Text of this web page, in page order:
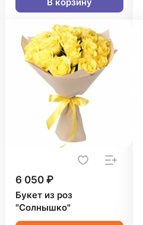
6 050 ₽
Букет из роз
"Солнышко"